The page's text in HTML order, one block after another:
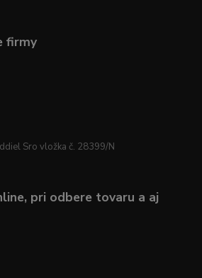
firmy
Sro vložka č. 28399/N
pri odbere tovaru a aj